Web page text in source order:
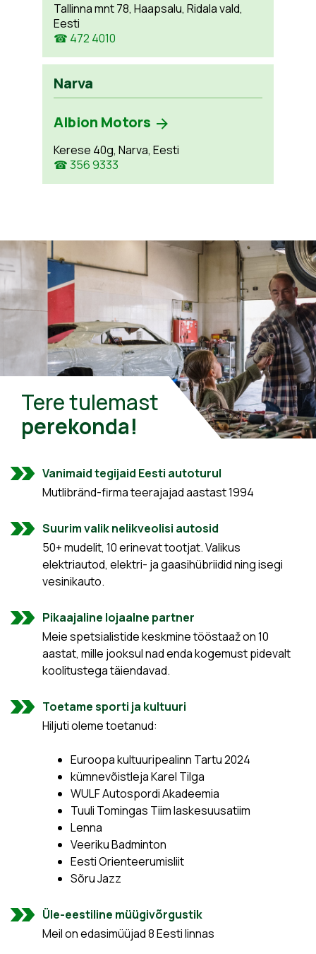
Tallinna mnt 78, Haapsalu, Ridala vald,
Eesti
☎ 472 4010
Narva
Albion Motors
Kerese 40g, Narva, Eesti
☎ 356 9333
Tere tulemast
perekonda!
Vanimaid tegijaid Eesti autoturul
Mutlibränd-firma teerajajad aastast 1994
Suurim valik nelikveolisi autosid
50+ mudelit, 10 erinevat tootjat. Valikus
elektriautod, elektri- ja gaasihübriidid ning isegi
vesinikauto.
Pikaajaline lojaalne partner
Meie spetsialistide keskmine tööstaaž on 10
aastat, mille jooksul nad enda kogemust pidevalt
koolitustega täiendavad.
Toetame sporti ja kultuuri
Hiljuti oleme toetanud:
Euroopa kultuuripealinn Tartu 2024
kümnevõistleja Karel Tilga
WULF Autospordi Akadeemia
Tuuli Tomingas Tiim laskesuusatiim
Lenna
Veeriku Badminton
Eesti Orienteerumisliit
Sõru Jazz
Üle-eestiline müügivõrgustik
Meil on edasimüüjad 8 Eesti linnas